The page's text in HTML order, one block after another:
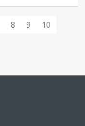
8 9 10